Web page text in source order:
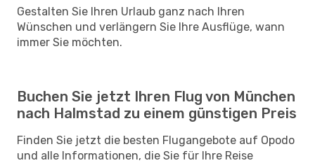
Gestalten Sie Ihren Urlaub ganz nach Ihren
Wünschen und verlängern Sie Ihre Ausflüge, wann
immer Sie möchten.
Buchen Sie jetzt Ihren Flug von München
nach Halmstad zu einem günstigen Preis
Finden Sie jetzt die besten Flugangebote auf Opodo
und alle Informationen, die Sie für Ihre Reise